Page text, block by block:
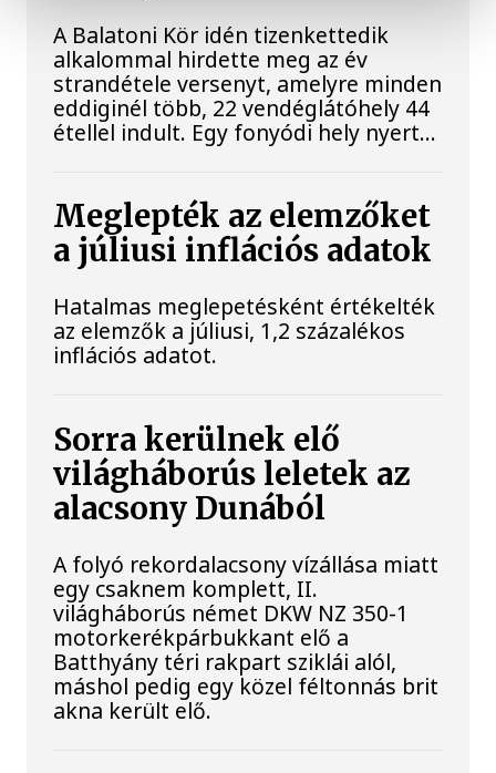
A Balatoni Kör idén tizenkettedik
alkalommal hirdette meg az év
strandétele versenyt, amelyre minden
eddiginél több, 22 vendéglátóhely 44
étellel indult. Egy fonyódi hely nyert...
Meglepték az elemzőket
a júliusi inflációs adatok
Hatalmas meglepetésként értékelték
az elemzők a júliusi, 1,2 százalékos
inflációs adatot.
Sorra kerülnek elő
világháborús leletek az
alacsony Dunából
A folyó rekordalacsony vízállása miatt
egy csaknem komplett, II.
világháborús német DKW NZ 350-1
motorkerékpárbukkant elő a
Batthyány téri rakpart sziklái alól,
máshol pedig egy közel féltonnás brit
akna került elő.